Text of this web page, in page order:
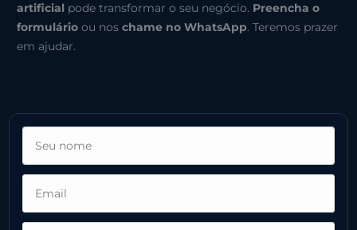
artificial pode transformar o seu negócio. Preencha o
formulário ou noschame no WhatsApp. Teremos prazer
em ajudar.